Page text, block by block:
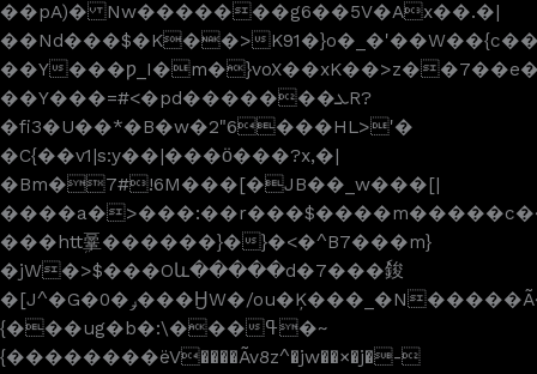
��pA)� Nw�������g6��5V�Ax��.�|
��Nd���$�K��>
��Y
��Y���=#<�pd�������ܥR?
�fi3�U��*�B�w�2"6���HL>'�
�C{��v1|s:y��|���ӧ���?x,�|
�Bm�7#!6M���[�JB��_w���[|
���httܹ鞷������}�}�<�^B7���m}
�jW�>$���Oև�����d�7���ٗ鋑
�[J^�G�0�ݛ���ӇW�/ou�Ķ���_�N�����Ã��?.�hr|v�?
{���ug�b�:\���ߟ�~
{��������ëV����Ãv8z^�jw��×�j�-